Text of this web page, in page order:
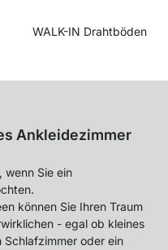
WALK-IN Drahtböden
Ankleidezimmer
wenn Sie ein
können Sie Ihren Traum
- egal ob kleines
Schlafzimmer oder ein